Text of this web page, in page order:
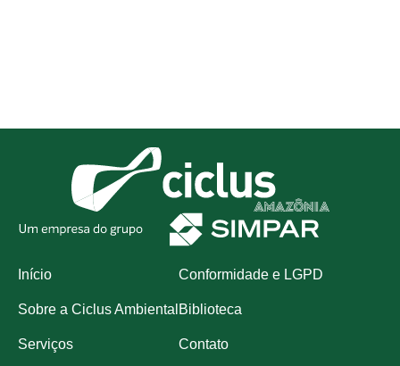
Início
Sobre a Ciclus Ambiental
Serviços
Conformidade e LGPD
Biblioteca
Contato